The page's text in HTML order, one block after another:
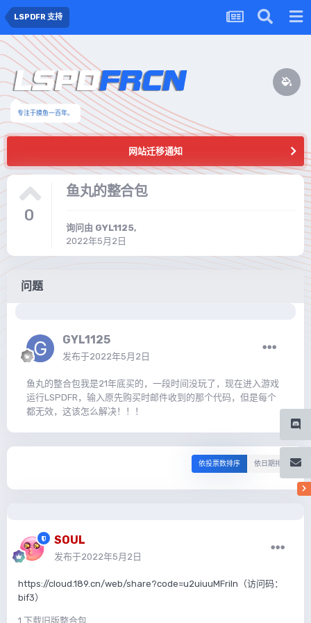
LSPDFR 支持
专注于摸鱼一百年。
网站迁移通知
0
鱼丸的整合包
询问由 GYL1125,
2022年5月2日
问题
GYL1125
发布于2022年5月2日
鱼丸的整合包我是21年底买的，一段时间没玩了，现在进入游戏
运行LSPDFR，输入原先购买时邮件收到的那个代码，但是每个
都无效，这该怎么解决！！！
依投票数排序 依日期排序
SOUL
发布于2022年5月2日
https://cloud.189.cn/web/share?code=u2uiuuMFriIn（访问码：
bif3）
1.下载旧版整合包